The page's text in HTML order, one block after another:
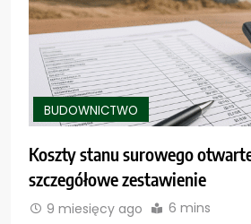
BUDOWNICTWO
Koszty stanu surowego
szczegółowe zestawienie
9 miesięcy ago 6 mins